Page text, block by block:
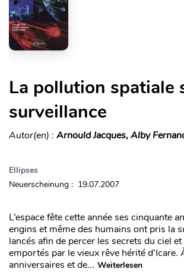
La pollution spatiale
surveillance
Autor(en) : Arnould Jacques, Alby
Ellipses
Neuerscheinung : 19.07.2007
L’espace fête cette année ses cinquante
engins et même des humains ont pris la
lancés afin de percer les secrets du ciel
emportés par le vieux rêve hérité d’Icare.
anniversaires et de... Weiterlesen